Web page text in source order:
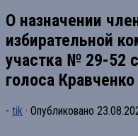
О назначении
избирательной
участка № 29-52
голоса
- tik · Опубликовано